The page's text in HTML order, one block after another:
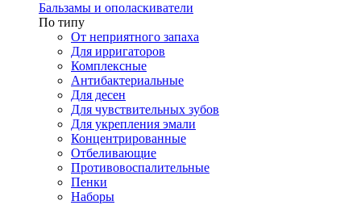
Бальзамы и ополаскиватели
По типу
От неприятного запаха
Для ирригаторов
Комплексные
Антибактериальные
Для десен
Для чувствительных зубов
Для укрепления эмали
Концентрированные
Отбеливающие
Противовоспалительные
Пенки
Наборы